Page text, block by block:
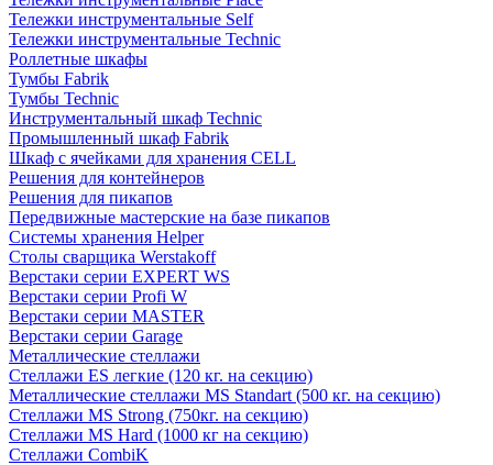
Тележки инструментальные Self
Тележки инструментальные Technic
Роллетные шкафы
Тумбы Fabrik
Тумбы Technic
Инструментальный шкаф Technic
Промышленный шкаф Fabrik
Шкаф с ячейками для хранения CELL
Решения для контейнеров
Решения для пикапов
Передвижные мастерские на базе пикапов
Системы хранения Helper
Столы сварщика Werstakoff
Верстаки серии EXPERT WS
Верстаки серии Profi W
Верстаки серии MASTER
Верстаки серии Garage
Металлические стеллажи
Стеллажи ES легкие (120 кг. на секцию)
Металлические стеллажи MS Standart (500 кг. на секцию)
Стеллажи MS Strong (750кг. на секцию)
Стеллажи MS Hard (1000 кг на секцию)
Стеллажи CombiK